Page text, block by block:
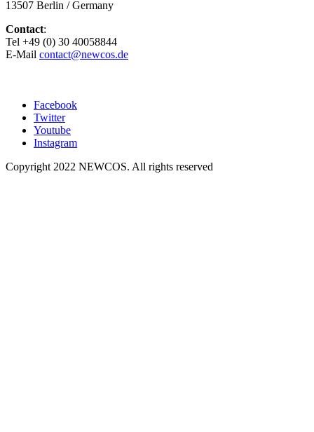
13507 Berlin / Germany
Contact:
Tel +49 (0) 30 40058844
E-Mail contact@newcos.de
Facebook
Twitter
Youtube
Instagram
Copyright 2022 NEWCOS. All rights reserved